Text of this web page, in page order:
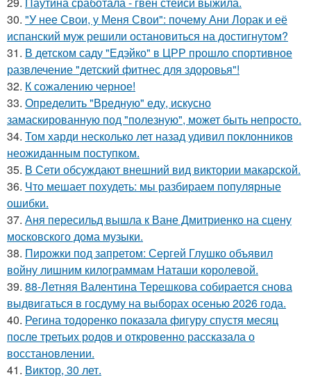
30. "У нее Свои, у Меня Свои": почему Ани Лорак и её
испанский муж решили остановиться на достигнутом?
31. В детском саду "Едэйко" в ЦРР прошло спортивное
развлечение "детский фитнес для здоровья"!
32. К сожалению черное!
33. Определить "Вредную" еду, искусно
замаскированную под "полезную", может быть непросто.
34. Том харди несколько лет назад удивил поклонников
неожиданным поступком.
35. В Сети обсуждают внешний вид виктории макарской.
36. Что мешает похудеть: мы разбираем популярные
ошибки.
37. Аня пересильд вышла к Ване Дмитриенко на сцену
московского дома музыки.
38. Пирожки под запретом: Сергей Глушко объявил
войну лишним килограммам Наташи королевой.
39. 88-Летняя Валентина Терешкова собирается снова
выдвигаться в госдуму на выборах осенью 2026 года.
40. Регина тодоренко показала фигуру спустя месяц
после третьих родов и откровенно рассказала о
восстановлении.
41. Виктор, 30 лет.